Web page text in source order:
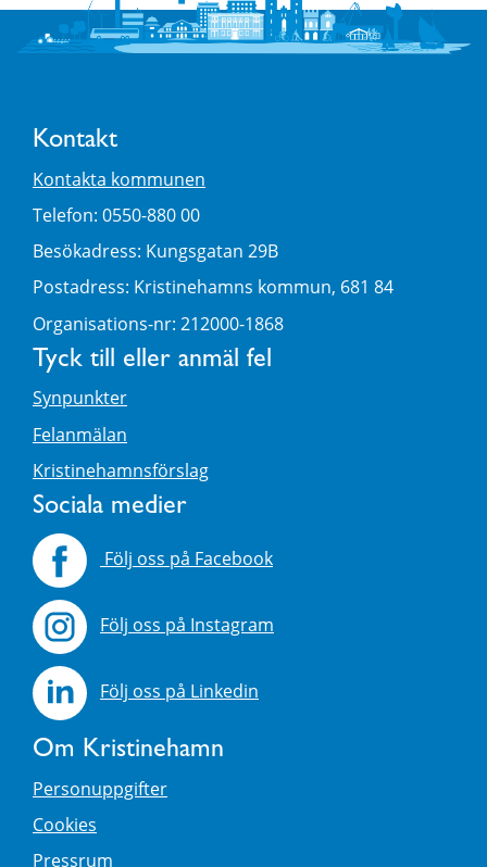
Kontakt
Kontakta kommunen
Telefon: 0550-880 00
Besökadress: Kungsgatan 29B
Postadress: Kristinehamns kommun, 681 84
Organisations-nr: 212000-1868
Tyck till eller anmäl fel
Synpunkter
Felanmälan
Kristinehamnsförslag
Sociala medier
Följ oss på Facebook
Följ oss på Instagram
Följ oss på Linkedin
Om Kristinehamn
Personuppgifter
Cookies
Pressrum